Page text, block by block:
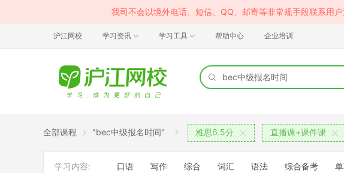
我司不会以境外电话、短信、QQ、邮寄等非常规手段联系用
沪江网校 学习资讯 学习工具 帮助中心 企业培训
全部课程 "bec中级报名时间" 雅思6.5分 直播课+课件课
学习内容: 口语 写作 综合 词汇 语法 综合备考